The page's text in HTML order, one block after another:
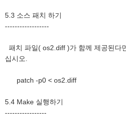
5.3 소스 패치 하기
------------------
패치 파일( os2.diff )가 함께 제공된다
십시오.
patch -p0 < os2.diff
5.4 Make 실행하기
-----------------